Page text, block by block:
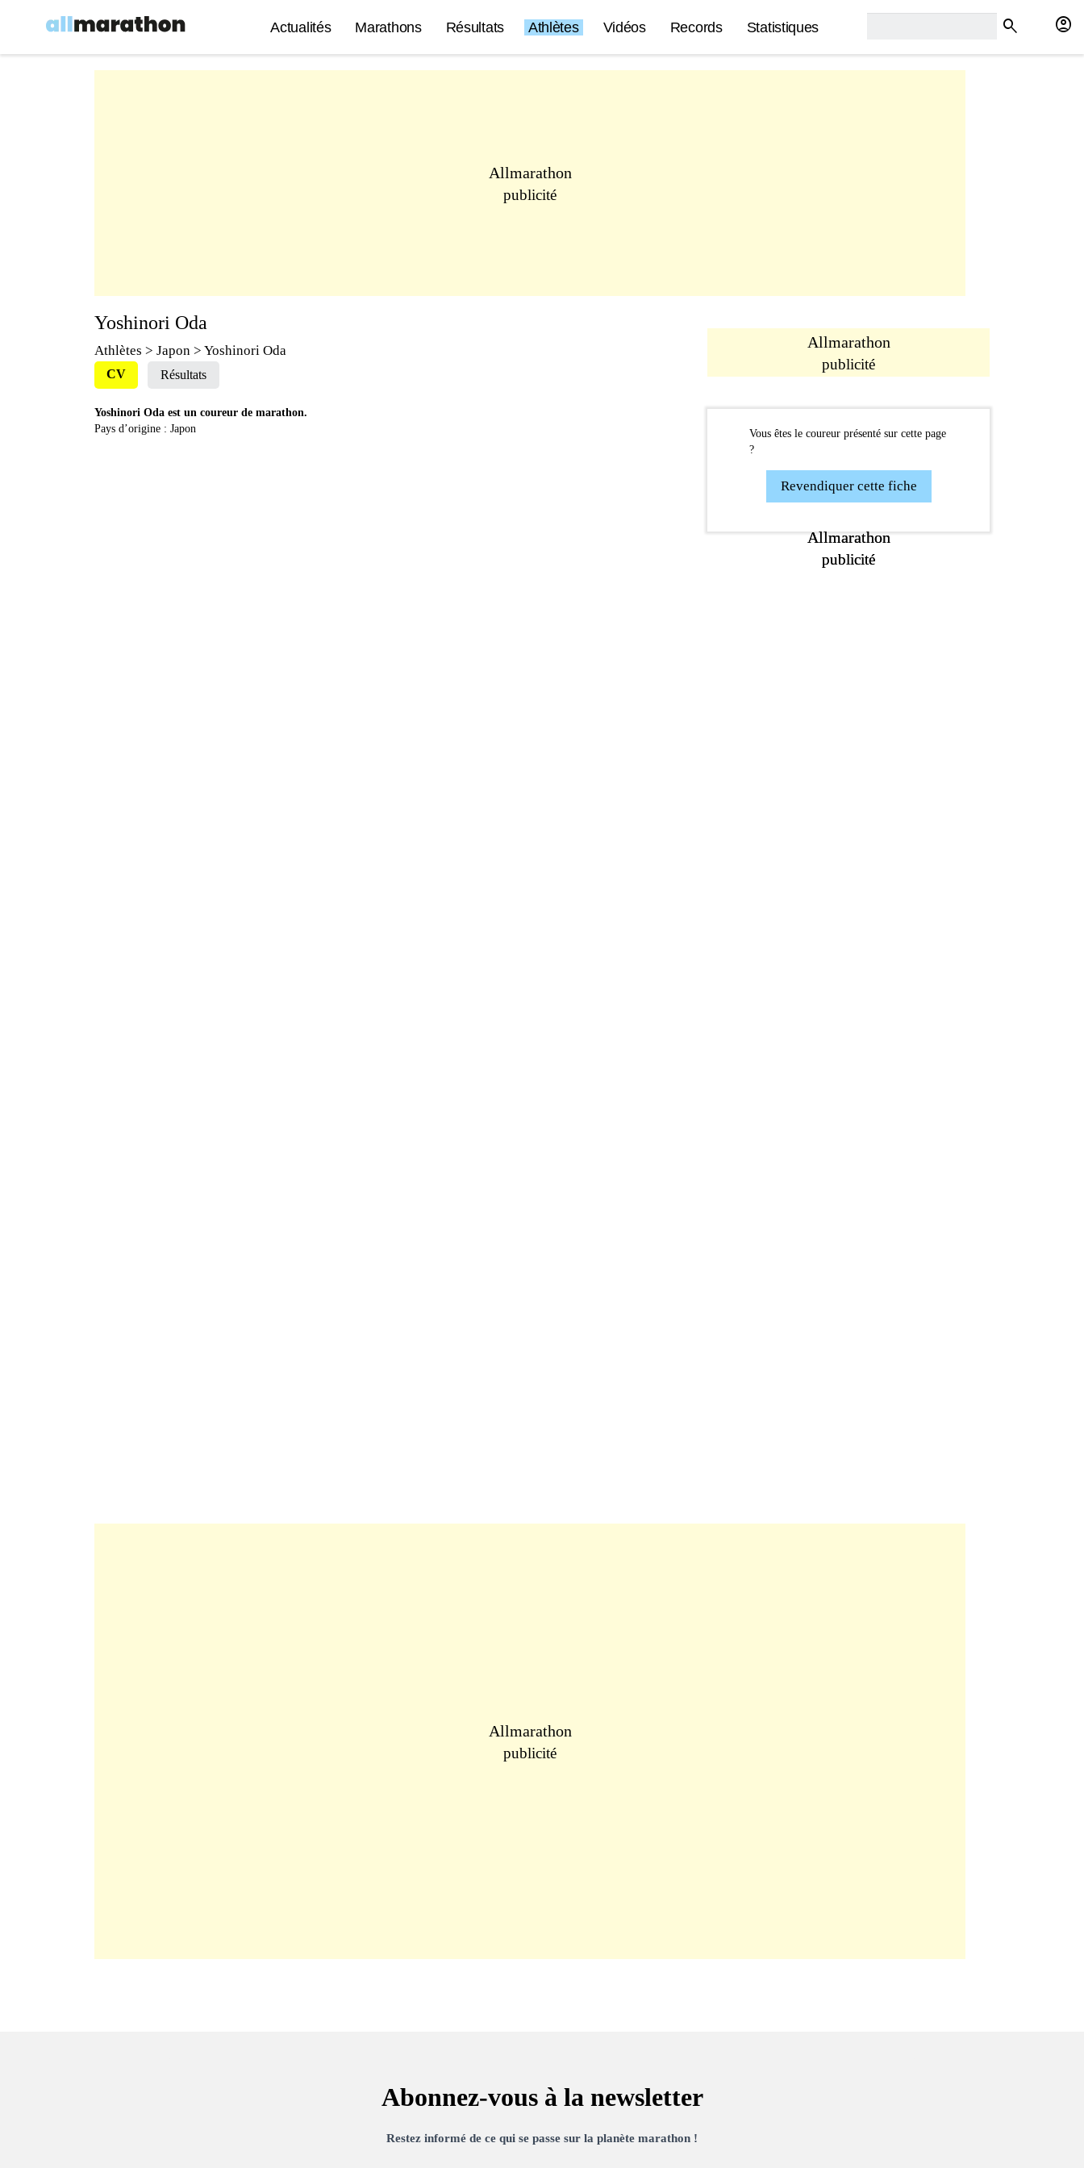
Actualités Marathons Résultats Athlètes Vidéos Records Statistiques search account_circle
Allmarathon
publicité
Yoshinori Oda
Athlètes > Japon > Yoshinori Oda
CV Résultats
Yoshinori Oda est un coureur de marathon.
Pays d’origine : Japon
Allmarathon
publicité
Vous êtes le coureur présenté sur cette page
?
Revendiquer cette fiche
Allmarathon
publicité
Allmarathon
publicité
Allmarathon
publicité
Abonnez-vous à la newsletter
Restez informé de ce qui se passe sur la planète marathon !